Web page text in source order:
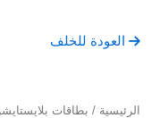
العودة للخلف
الرئيسية / بطاقات
كمية